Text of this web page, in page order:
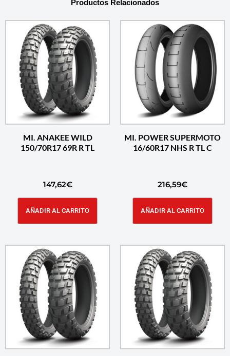
Productos Relacionados
MI. ANAKEE WILD
150/70R17 69R R TL
147,62€
AÑADIR AL CARRITO
MI. POWER SUPERMOTO
16/60R17 NHS R TL C
216,59€
AÑADIR AL CARRITO